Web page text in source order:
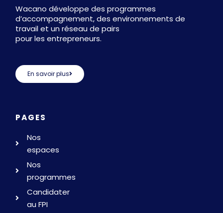
au
bureau
On
présente
Indiana,
à
Paris
Wacano développe des programmes
d’accompagnement, des environnements de
travail et un réseau de pairs
pour les entrepreneurs.
En savoir plus
PAGES
Nos
espaces
Nos
programmes
Candidater
au FPI